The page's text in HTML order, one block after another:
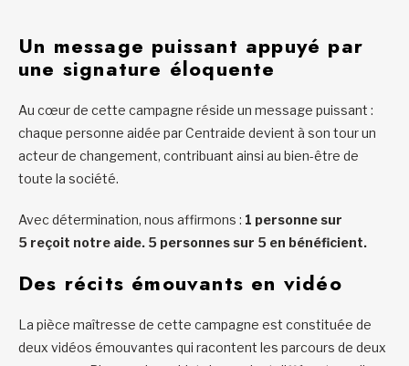
Un message puissant appuyé par
une signature éloquente
Au cœur de cette campagne réside un message puissant :
chaque personne aidée par Centraide devient à son tour un
acteur de changement, contribuant ainsi au bien-être de
toute la société.
Avec détermination, nous affirmons : 1 personne sur
5 reçoit notre aide. 5 personnes sur 5 en bénéficient.
Des récits émouvants en vidéo
La pièce maîtresse de cette campagne est constituée de
deux vidéos émouvantes qui racontent les parcours de deux